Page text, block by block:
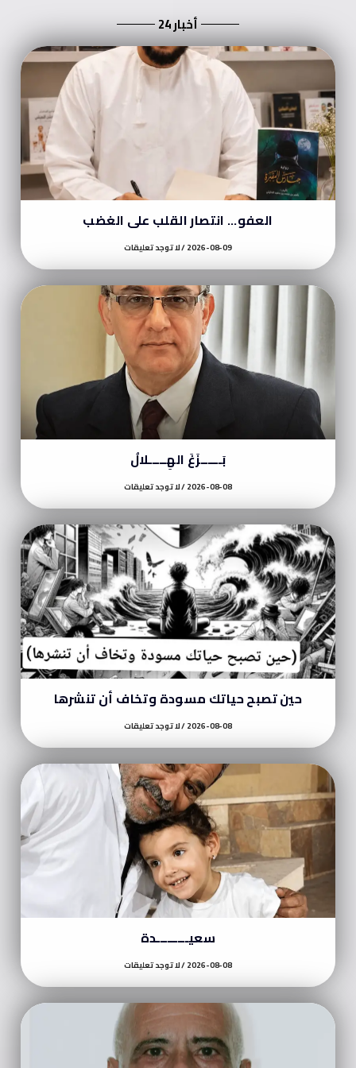
أخبار 24
العفو… انتصار القلب على الغضب
2026-08-09 لا توجد تعليقات
بَــــــزَغَ الهِـــــلالُ
2026-08-08 لا توجد تعليقات
حين تصبح حياتك مسودة وتخاف أن تنشرها
2026-08-08 لا توجد تعليقات
سعيـــــــــدة
2026-08-08 لا توجد تعليقات